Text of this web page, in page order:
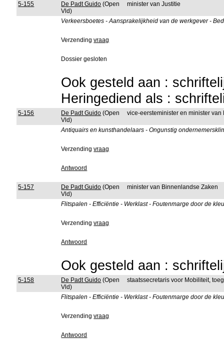
5-155 De Padt Guido (Open
Vld)
minister van Justitie
Verkeersboetes - Aansprakelijkheid van de werkgever -
Verzendingvraag
Dossier gesloten
Ook gesteld aan :
Heringediend als :
5-156 De Padt Guido (Open
Vld)
vice-eersteminister en minister
Antiquairs en kunsthandelaars - Ongunstig
Verzendingvraag
Antwoord
5-157 De Padt Guido (Open
Vld)
minister van Binnenlandse Zaken
Flitspalen - Efficiëntie - Werklast - Foutenmarge door de
Verzendingvraag
Antwoord
Ook gesteld aan :
5-158 De Padt Guido (Open
Vld)
staatssecretaris voor Mobiliteit,
Flitspalen - Efficiëntie - Werklast - Foutenmarge door de
Verzendingvraag
Antwoord